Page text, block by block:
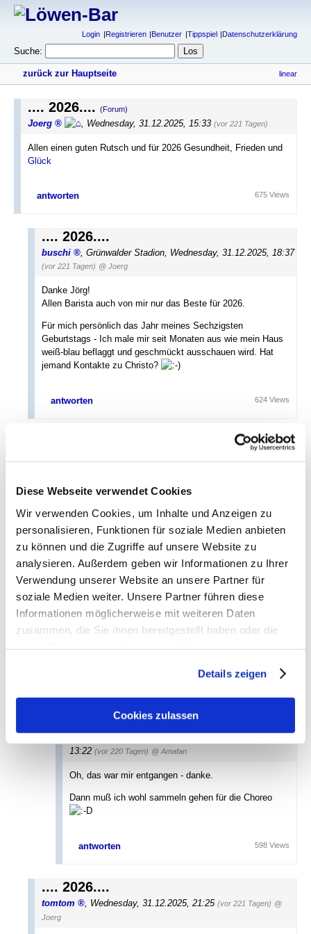
Diese Webseite verwendet Cookies
Wir verwenden Cookies, um Inhalte und Anzeigen zu
personalisieren, Funktionen für soziale Medien anbieten
zu können und die Zugriffe auf unsere Website zu
analysieren. Außerdem geben wir Informationen zu Ihrer
Verwendung unserer Website an unsere Partner für
soziale Medien weiter. Unsere Partner führen diese
Informationen möglicherweise mit weiteren Daten
zusammen, die Sie ihnen bereitgestellt haben oder die
Sie unsere Webseite weiterhin nutzen.
Details zeigen
Cookies zulassen
Login Registrieren Benutzer Tippspiel Datenschutzerklärung
Suche:
zurück zur Hauptseite linear
.... 2026.... (Forum)
Joerg , Wednesday, 31.12.2025, 15:33 (vor 221 Tagen)
Allen einen guten Rutsch und für 2026 Gesundheit, Frieden und
Glück
antworten 675 Views
.... 2026....
buschi , Grünwalder Stadion, Wednesday, 31.12.2025, 18:37
(vor 221 Tagen) @ Joerg
Danke Jörg!
Allen Barista auch von mir nur das Beste für 2026.
Für mich persönlich das Jahr meines Sechzigsten
Geburtstags - Ich male mir seit Monaten aus wie mein Haus
weiß-blau beflaggt und geschmückt ausschauen wird. Hat
jemand Kontakte zu Christo?
antworten 624 Views
Christo? Es wird dich betrüben, aber Christo (1935–2020)
und seine Frau Jeanne-Claude (1935–2009) sind beide
schon gestorben. Du wirst also zum großen Fest selbst
verhüllen müssen.
Danke Jörg!
Allen Barista auch von mir nur das Beste für 2026.
Für mich persönlich das Jahr meines Sechzigsten
mein Haus weiß-blau beflaggt und geschmückt
ausschauen wird. Hat jemand Kontakte zu Christo?
659 Views
.... 2026....
13:22 (vor 220 Tagen) @ Amafan
Oh, das war mir entgangen - danke.
Dann muß ich wohl sammeln gehen für die Choreo
antworten 598 Views
.... 2026....
tomtom Wednesday, 31.12.2025, 21:25 (vor 221 Tagen) @
Joerg